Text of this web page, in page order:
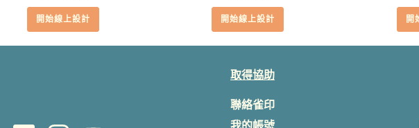
開始線上設計 開始線上設計 開
取得協助
聯絡雀印